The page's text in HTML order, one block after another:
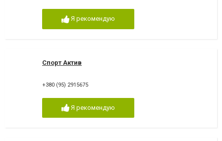
Я рекомендую
Спорт Актив
+380 (95) 2915675
Я рекомендую